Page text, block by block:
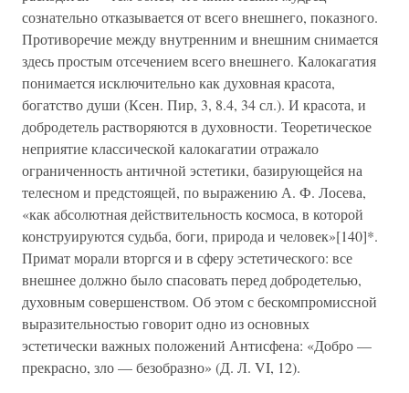
сознательно отказывается от всего внешнего, показного.
Противоречие между внутренним и внешним снимается
здесь простым отсечением всего внешнего. Калокагатия
понимается исключительно как духовная красота,
богатство души (Ксен. Пир, 3, 8.4, 34 сл.). И красота, и
добродетель растворяются в духовности. Теоретическое
неприятие классической калокагатии отражало
ограниченность античной эстетики, базирующейся на
телесном и предстоящей, по выражению А. Ф. Лосева,
«как абсолютная действительность космоса, в которой
конструируются судьба, боги, природа и человек»[140]*.
Примат морали вторгся и в сферу эстетического: все
внешнее должно было спасовать перед добродетелью,
духовным совершенством. Об этом с бескомпромиссной
выразительностью говорит одно из основных
эстетически важных положений Антисфена: «Добро —
прекрасно, зло — безобразно» (Д. Л. VI, 12).